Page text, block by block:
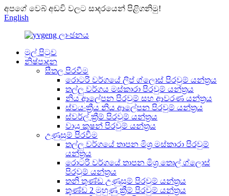
අපගේ වෙබ් අඩවි වලට සාදරයෙන් පිළිගනිමු!
English
මුල් පිටුව
නිෂ්පාදන
සීතල පිරවීම
රොටරි වර්ගයේ ලිප් ග්ලොස් පිරවුම් යන්ත්‍රය
තල්ලු වර්ගය මස්කාරා පිරවුම් යන්ත්‍රය
නිය ආලේපන පිරවුම් සහ ආවරණ යන්ත්‍රය
ස්වයංක්‍රීය නිය ආලේපන පිරවුම් යන්ත්‍රය
ස්වර්ල් ක්‍රීම් පිරවුම් යන්ත්‍රය
වායු කුෂන් පිරවුම් යන්ත්‍රය
උණුසුම් පිරවීම
තල්ලු වර්ගයේ තාපන මිශ්‍ර මස්කාරා පිරවුම්
යන්ත්‍රය
රොටරි වර්ගයේ තාපන මිශ්‍ර තොල් ග්ලොස්
පිරවුම් යන්ත්‍රය
තනි තුණ්ඩ උණුසුම් පිරවුම් යන්ත්‍රය
තුණ්ඩ 2 මුහුණු ක්‍රීම් පිරවුම් යන්ත්‍රය